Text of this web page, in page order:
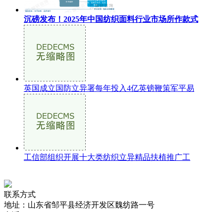
沉磅发布！2025年中国纺织面料行业市场所作款式
英国成立国防立异署每年投入4亿英镑鞭策军平易
工信部组织开展十大类纺织立异精品扶植推广工
联系方式
地址：山东省邹平县经济开发区魏纺路一号